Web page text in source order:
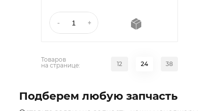
Товаров
на странице:
12 24 38
Подберем любую запчасть